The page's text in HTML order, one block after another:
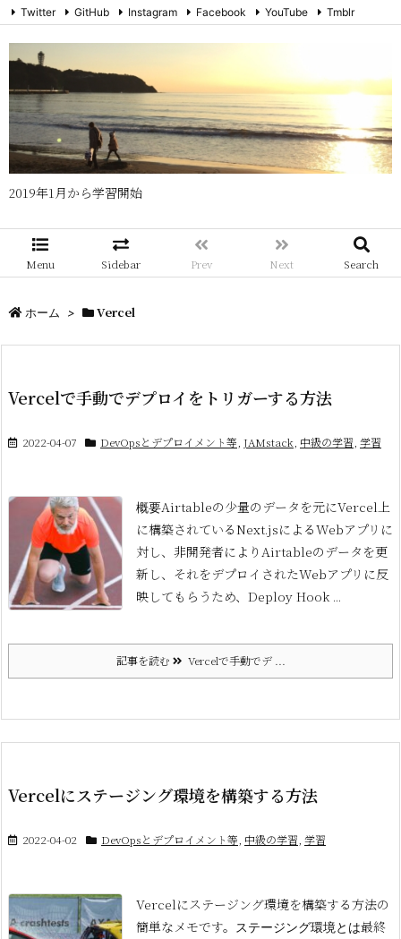
2019年1月から学習開始
Menu Sidebar Prev Next Search
Twitter GitHub Instagram Facebook YouTube
Tmblr
ホーム > Vercel
Vercelで手動でデプロイをトリガーする方法
2022-04-07 DevOpsとデプロイメント等 JAMstack 中級の学習 学習
概要Airtableの少量のデータを元にVercel上
に構築されているNext.jsによるWebアプリに
対し、非開発者によりAirtableのデータを更
新し、それをデプロイされたWebアプリに反
映してもらうため、Deploy Hook ...
記事を読む Vercelで手動でデ ...
Vercelにステージング環境を構築する方法
2022-04-02 DevOpsとデプロイメント等 中級の学習 学習
Vercelにステージング環境を構築する方法の
簡単なメモです。
ステージング環境とは最終